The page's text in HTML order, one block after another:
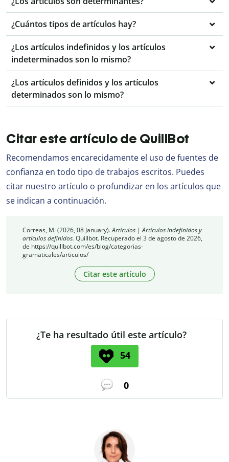
¿Cuántos tipos de artículos hay?
¿Los artículos indefinidos y los artículos
indeterminados son lo mismo?
¿Los artículos definidos y los artículos
determinados son lo mismo?
Citar este artículo de QuillBot
Recomendamos encarecidamente el uso de fuentes de
confianza en todo tipo de trabajos escritos. Puedes
citar nuestro artículo o profundizar en los artículos que
se indican a continuación.
Correas, M. (2026, 08 January).Artículos | Artículos indefinidos y
artículos definidos. Quillbot. Recuperado el 3 de agosto de 2026,
de https://quillbot.com/es/blog/categorias-
gramaticales/articulos/
Citar este artículo
¿Te ha resultado útil este artículo?
54
0